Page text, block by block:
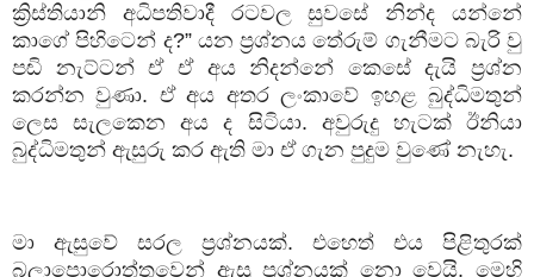
ක්‍රිස්තියානි
අධිපතිවාදී රටවල සුවසේ නින්ද
යන්නේ
කාගේ පිහිටෙන් ද?” යන ප්‍රශ්නය තේරුම් ගැනීමට බැරි වු
පඬි නැට්ටන් ඒ ඒ අය නිදන්නේ කෙසේ දැයි ප්‍රශ්න
කරන්න වුණා. ඒ අය අතර ලංකාවේ ඉහළ බුද්ධිමතුන්
ලෙස
සැලකෙන අය ද සිටියා. අවුරුදු හැටක්
ඊනියා
බුද්ධිමතුන් ඇසුරු කර ඇති මා ඒ ගැන පුදුම වුණේ නැහැ.
මා ඇසුවේ සරල ප්‍රශ්නයක්. එහෙත් එය
පිළිතුරක්
බලාපොරොත්තුවෙන් ඇසූ ප්‍රශ්නයක් නො වෙයි.මෙහි